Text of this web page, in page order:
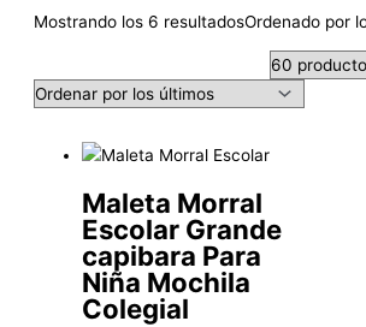
Mostrando los 6 resultadosOrdenado por
Maleta Morral
Escolar Grande
capibara Para
Niña Mochila
Colegial